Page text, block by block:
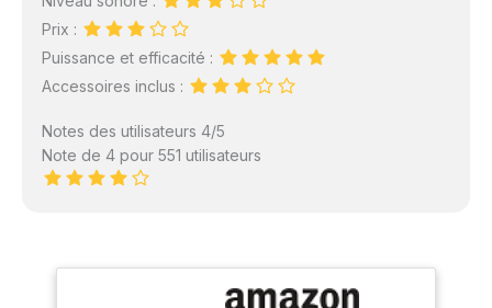
Prix :
Puissance et efficacité :
Accessoires inclus :
Notes des utilisateurs 4/5
Note de 4 pour 551 utilisateurs